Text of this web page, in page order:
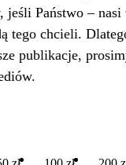
jeśli Państwo –
tego chcieli.
publikacje,